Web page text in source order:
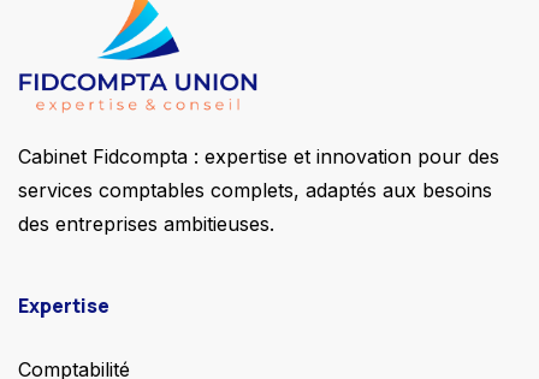
Cabinet Fidcompta : expertise et innovation pour des
services comptables complets, adaptés aux besoins
des entreprises ambitieuses.
Expertise
Comptabilité